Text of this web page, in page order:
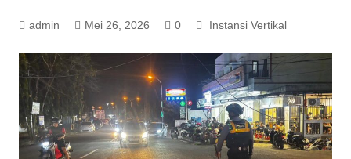
admin Mei 26, 2026 0 Instansi Vertikal